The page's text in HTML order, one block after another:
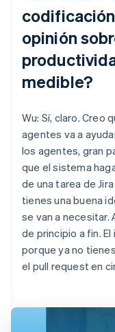
opinión
medible?
Wu: Sí, claro. Creo
agentes va a
los agentes, gran
que el sistema
de una tarea de
tienes una buena
se van a necesitar.
de principio a fin.
porque ya no
el pull request en